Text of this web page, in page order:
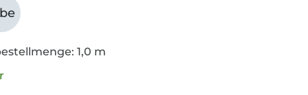
1,0 m